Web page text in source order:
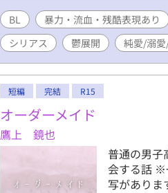
える結末と
方がいる可
まれますが
話には※を
BL 暴力・流血・残酷表現あり
シリアス
鬱展開 純愛/溺
短編 完結 R15
オーダーメイド
鷹上 鏡也
普通の男子
会する話 ※
写がありま